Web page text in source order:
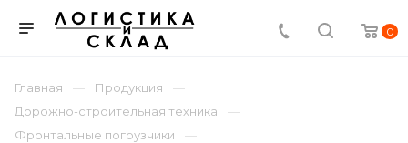
0
Главная
Продукция
Дорожно-строительная техника
Фронтальные погрузчики